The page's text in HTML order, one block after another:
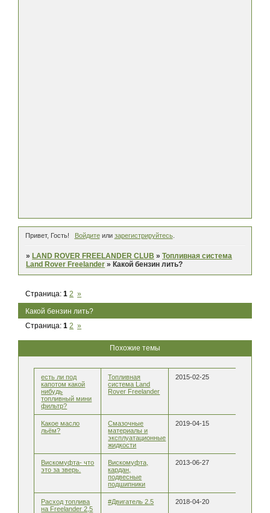
Привет, Гость! Войдитеили зарегистрируйтесь.
» LAND ROVER FREELANDER CLUB »Топливная система
Land Rover Freelander » Какой бензин лить?
Какой бензин лить?
Страница:1 2 »
Страница:1 2 »
Похожие темы
есть ли под
капотом какой
нибудь
топливный мини
фильтр?
Топливная
система Land
Rover Freelander
2015-02-25
Какое масло
льём?
Смазочные
материалы и
эксплуатационные
жидкости
2019-04-15
Вискомуфта- что
это за зверь.
Вискомуфта,
кардан,
подвесные
подшипники
2013-06-27
Расход топлива
на Freelander 2,5
#Двигатель 2.5 2018-04-20